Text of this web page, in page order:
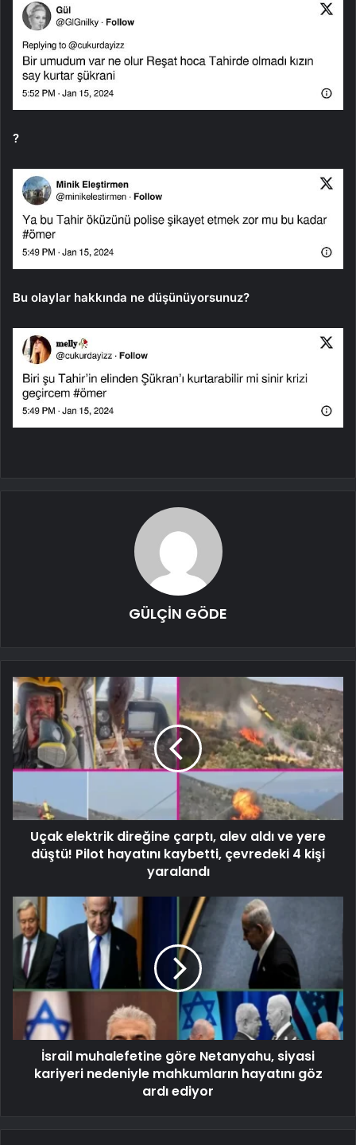
?
Bu olaylar hakkında ne düşünüyorsunuz?
GÜLÇİN GÖDE
Uçak elektrik direğine çarptı, alev aldı ve yere
düştü! Pilot hayatını kaybetti, çevredeki 4 kişi
yaralandı
İsrail muhalefetine göre Netanyahu, siyasi
kariyeri nedeniyle mahkumların hayatını göz
ardı ediyor